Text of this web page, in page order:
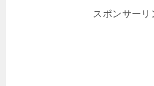
スポンサーリ